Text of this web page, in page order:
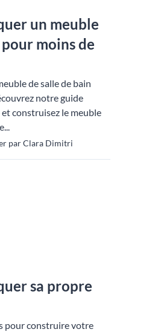
un meuble
moins de
de salle de bain
notre guide
construisez le meuble
par Clara Dimitri
sa propre
pour construire votre